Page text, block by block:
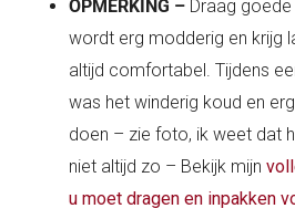
OPMERKING – Draag
wordt erg modderig en krijg
altijd comfortabel. Tijdens
was het winderig koud en
doen – zie foto, ik weet dat
niet altijd zo – Bekijk mijn
u moet dragen en inpakken